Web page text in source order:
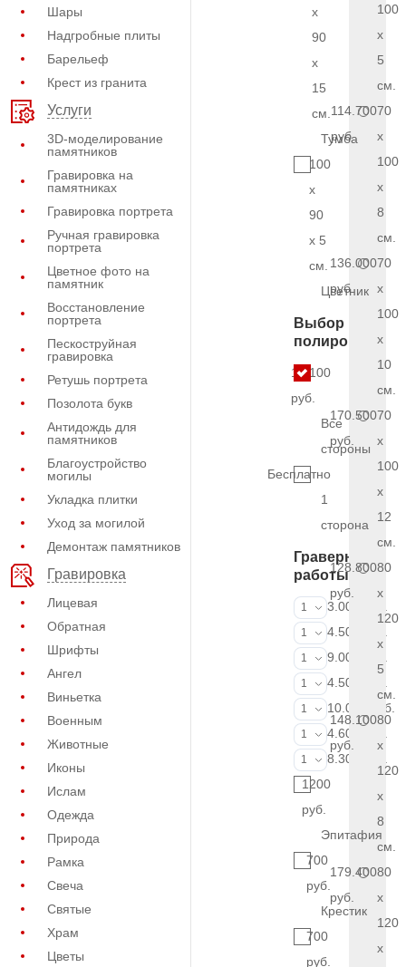
Шары
Надгробные плиты
Барельеф
Крест из гранита
Услуги
3D-моделирование
памятников
Гравировка на
памятниках
Гравировка портрета
Ручная гравировка
портрета
Цветное фото на
памятник
Восстановление
портрета
Пескоструйная
гравировка
Ретушь портрета
Позолота букв
Антидождь для
памятников
Благоустройство
могилы
Укладка плитки
Уход за могилой
Демонтаж памятников
Гравировка
Лицевая
Обратная
Шрифты
Ангел
Виньетка
Военным
Животные
Иконы
Ислам
Одежда
Природа
Рамка
Свеча
Святые
Храм
Цветы
x
90
x
15
см.
Тумба
100
x
90
x 5
см.
Цветник
Выбор
полировки
10.100
руб.
Все
стороны
Бесплатно
1
сторона
Граверные
работы
ФИО и даты
1
3.000 руб.
ФИО и даты
1
4.500 руб.
ФИО и даты
1
9.000 руб.
Портрет
1
4.500 руб.
Портрет
1
10.000 руб.
Фотокерамика
1
4.600 руб.
Фото на
1
8.300 руб.
1200
руб.
Эпитафия
700
руб.
Крестик
700
руб.
100
x
5
см.
114.700
руб.
70
x
100
x
8
см.
136.000
руб.
70
x
100
x
10
см.
170.500
руб.
70
x
100
x
12
см.
128.800
руб.
80
x
120
x
5
см.
148.100
руб.
80
x
120
x
8
см.
179.400
руб.
80
x
120
x